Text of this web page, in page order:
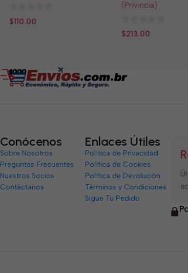
0
$110.00
(Privincia)
0
$213.00
Conócenos
Sobre Nosotros
Preguntas Frecuentes
Nuestros Socios
Contáctanos
Enlaces Útiles
Política de Privacidad
Política de Cookies
Política de Devolución
Términos y Condiciones
Sigue Tu Pedido